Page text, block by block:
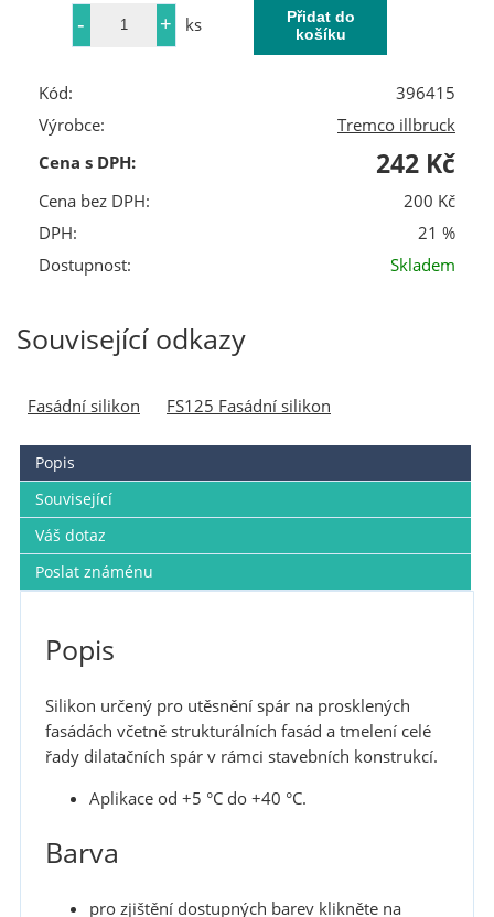
ks
Kód:
396415
Výrobce:
Tremco illbruck
Cena s DPH:
242 Kč
Cena bez DPH:
200 Kč
DPH:
21 %
Dostupnost:
Skladem
Související odkazy
Fasádní silikon FS125 Fasádní silikon
Popis
Související
Váš dotaz
Poslat známénu
Popis
Silikon určený pro utěsnění spár na prosklených
fasádách včetně strukturálních fasád a tmelení celé
řady dilatačních spár v rámci stavebních konstrukcí.
Aplikace od +5 °C do +40 °C.
Barva
pro zjištění dostupných barev klikněte na